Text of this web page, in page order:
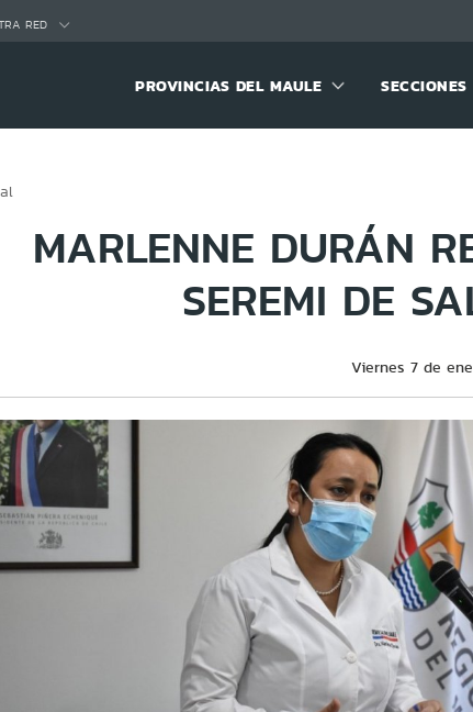
RED
PROVINCIAS DEL MAULE SECCIONES
MARLENNE DURÁN
SEREMI DE
Viernes 7 de